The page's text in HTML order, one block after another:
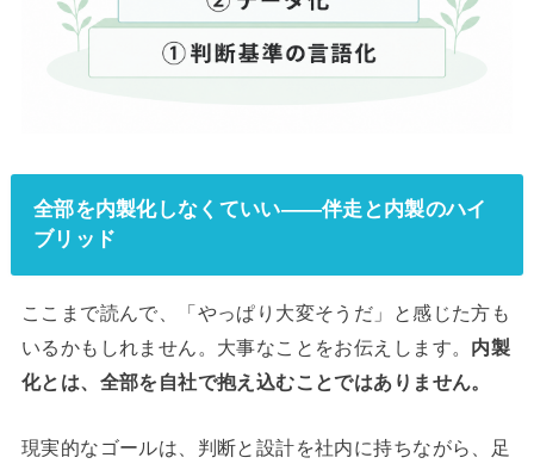
全部を内製化しなくていい——伴走と内製のハイ
ブリッド
ここまで読んで、「やっぱり大変そうだ」と感じた方も
いるかもしれません。大事なことをお伝えします。 内製
化とは、全部を自社で抱え込むことではありません。
現実的なゴールは、判断と設計を社内に持ちながら、足